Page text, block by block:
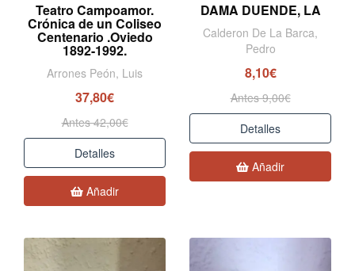
Teatro Campoamor.
Crónica de un Coliseo
Centenario .Oviedo
1892-1992.
Arrones Peón, Luis
37,80€
Antes 42,00€
Detalles
Añadir
DAMA DUENDE, LA
Calderon De La Barca,
Pedro
8,10€
Antes 9,00€
Detalles
Añadir